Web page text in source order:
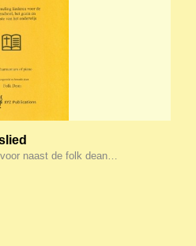
naast de folk dean…